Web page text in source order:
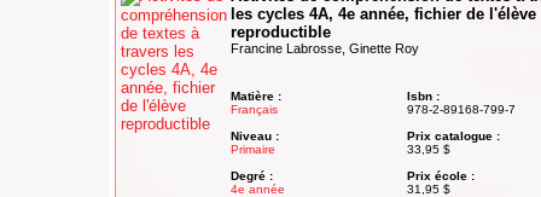
les cycles 4A, 4e année, fichier de l'élève
reproductible
Francine Labrosse, Ginette Roy
Matière :
Français
Niveau :
Primaire
Degré :
4e année
Isbn :
978-2-89168-799-7
Prix catalogue :
33,95 $
Prix école :
31,95 $